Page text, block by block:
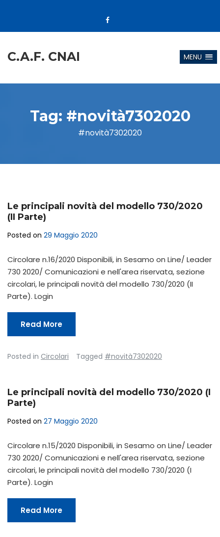
C.A.F. CNAI MENU
Tag: #novità7302020
#novità7302020
Le principali novità del modello 730/2020
(II Parte)
Posted on 29 Maggio 2020
Circolare n.16/2020 Disponibili, in Sesamo on Line/ Leader
730 2020/ Comunicazioni e nell'area riservata, sezione
circolari, le principali novità del modello 730/2020 (II
Parte). Login
Read More
Posted in Circolari Tagged #novità7302020
Le principali novità del modello 730/2020 (I
Parte)
Posted on 27 Maggio 2020
Circolare n.15/2020 Disponibili, in Sesamo on Line/ Leader
730 2020/ Comunicazioni e nell'area riservata, sezione
circolari, le principali novità del modello 730/2020 (I
Parte). Login
Read More